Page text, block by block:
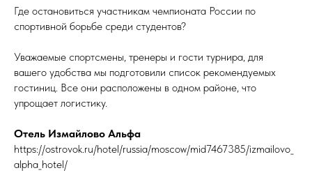
Где остановиться участникам чемпионата России по
спортивной борьбе среди студентов?
Уважаемые спортсмены, тренеры и гости турнира, для
вашего удобства мы подготовили список рекомендуемых
гостиниц. Все они расположены в одном районе, что
упрощает логистику.
Отель Измайлово Альфа
https://ostrovok.ru/hotel/russia/moscow/mid7467385/izmailovo_
alpha_hotel/